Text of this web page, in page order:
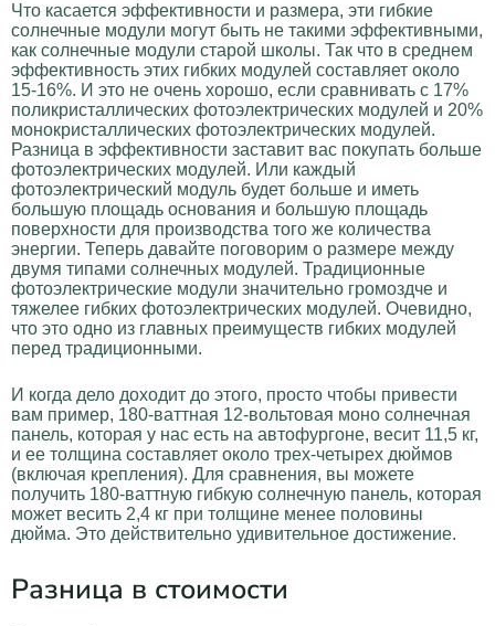
Что касается эффективности и размера, эти гибкие
солнечные модули могут быть не такими эффективными,
как солнечные модули старой школы. Так что в среднем
эффективность этих гибких модулей составляет около
15-16%. И это не очень хорошо, если сравнивать с 17%
поликристаллических фотоэлектрических модулей и 20%
монокристаллических фотоэлектрических модулей.
Разница в эффективности заставит вас покупать больше
фотоэлектрических модулей. Или каждый
фотоэлектрический модуль будет больше и иметь
большую площадь основания и большую площадь
поверхности для производства того же количества
энергии. Теперь давайте поговорим о размере между
двумя типами солнечных модулей. Традиционные
фотоэлектрические модули значительно громоздче и
тяжелее гибких фотоэлектрических модулей. Очевидно,
что это одно из главных преимуществ гибких модулей
перед традиционными.
И когда дело доходит до этого, просто чтобы привести
вам пример, 180-ваттная 12-вольтовая моно солнечная
панель, которая у нас есть на автофургоне, весит 11,5 кг,
и ее толщина составляет около трех-четырех дюймов
(включая крепления). Для сравнения, вы можете
получить 180-ваттную гибкую солнечную панель, которая
может весить 2,4 кг при толщине менее половины
дюйма. Это действительно удивительное достижение.
Разница в стоимости